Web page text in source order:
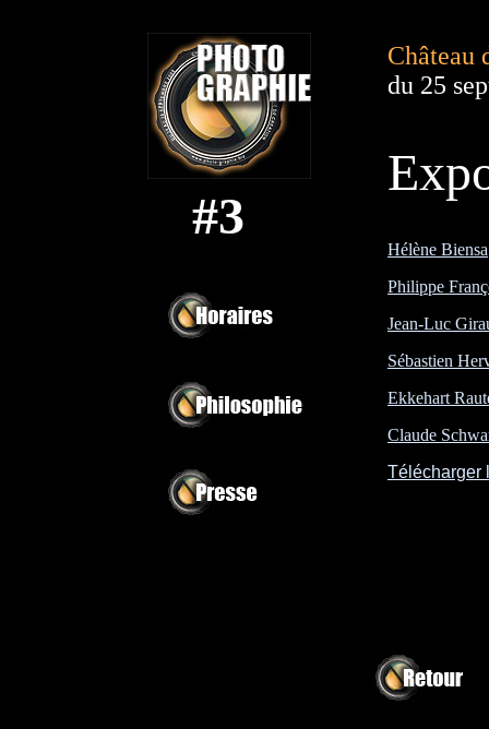
Château
du 25
#3
Hélène Biensa
Philippe
Jean-Luc
Sébastien
Ekkehart
Claude
Télécharger